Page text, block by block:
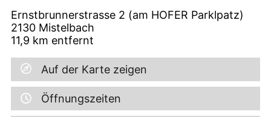
Ernstbrunnerstrasse 2 (am HOFER Parklpatz)
2130 Mistelbach
11,9 km entfernt
Auf der Karte zeigen
Öffnungszeiten